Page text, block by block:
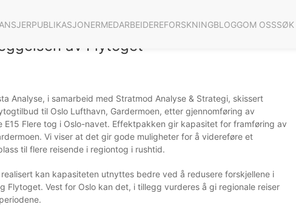
PUBLIKASJONERMEDARBEIDEREFORSKNINGBLOGGOM OSSSØK
av Flytoget
Analyse, i samarbeid med Stratmod Analyse & Strategi, skissert
til Oslo Lufthavn, Gardermoen, etter gjennomføring av
Flere tog i Oslo-navet. Effektpakken gir kapasitet for framføring av
Vi viser at det gir gode muligheter for å videreføre et
til flere reisende i regiontog i rushtid.
kan kapasiteten utnyttes bedre ved å redusere forskjellene i
Flytoget. Vest for Oslo kan det, i tillegg vurderes å gi regionale reiser